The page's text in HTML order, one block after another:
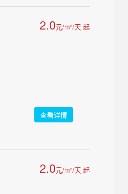
2.0元/m²/天 起
查看详情
2.0元/m²/天 起